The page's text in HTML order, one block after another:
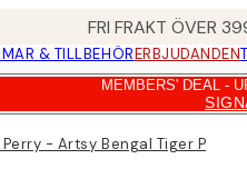
FRI FRAKT ÖVER
& TILLBEHÖRERBJUDANDEN
MEMBERS' DEAL -
- Artsy Bengal Tiger Poster